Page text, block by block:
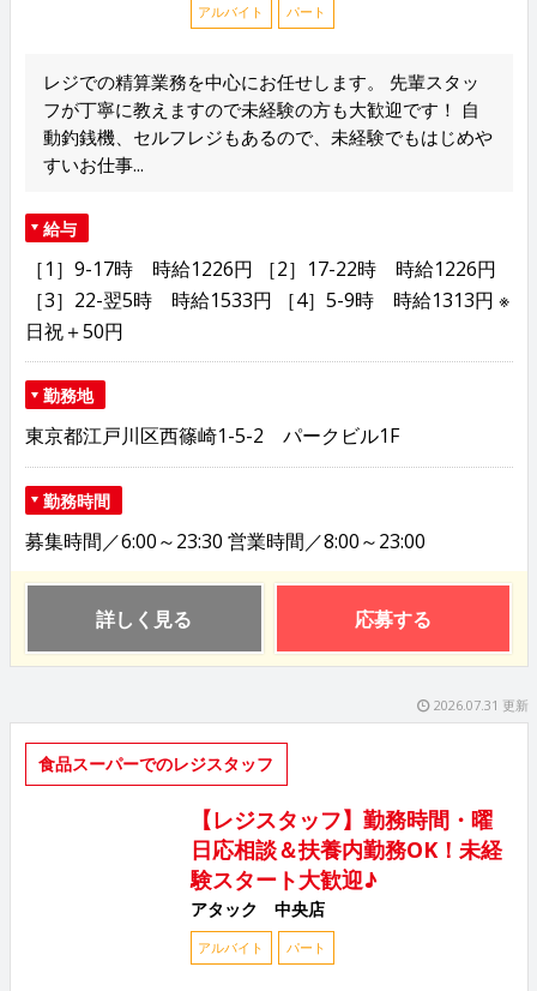
アルバイト パート
レジでの精算業務を中心にお任せします。 先輩スタッ
フが丁寧に教えますので未経験の方も大歓迎です！ 自
動釣銭機、セルフレジもあるので、未経験でもはじめや
すいお仕事...
給与
［1］9-17時 時給1226円 ［2］17-22時 時給1226円
［3］22-翌5時 時給1533円 ［4］5-9時 時給1313円 ※
日祝＋50円
勤務地
東京都江戸川区西篠崎1-5-2 パークビル1F
勤務時間
募集時間／6:00～23:30 営業時間／8:00～23:00
詳しく見る 応募する
2026.07.31 更新
食品スーパーでのレジスタッフ
【レジスタッフ】勤務時間・曜
日応相談＆扶養内勤務OK！未経
験スタート大歓迎♪
アタック 中央店
アルバイト パート